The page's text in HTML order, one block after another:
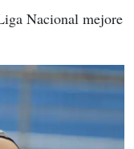
Nacional mejore